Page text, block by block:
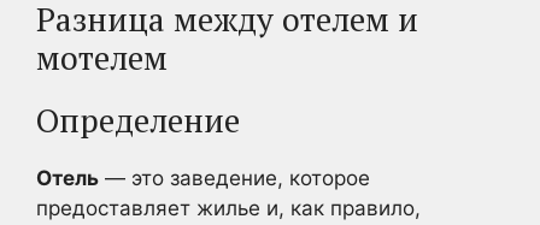
Разница между отелем и
мотелем
Определение
Отель — это заведение, которое
предоставляет жилье и, как правило,